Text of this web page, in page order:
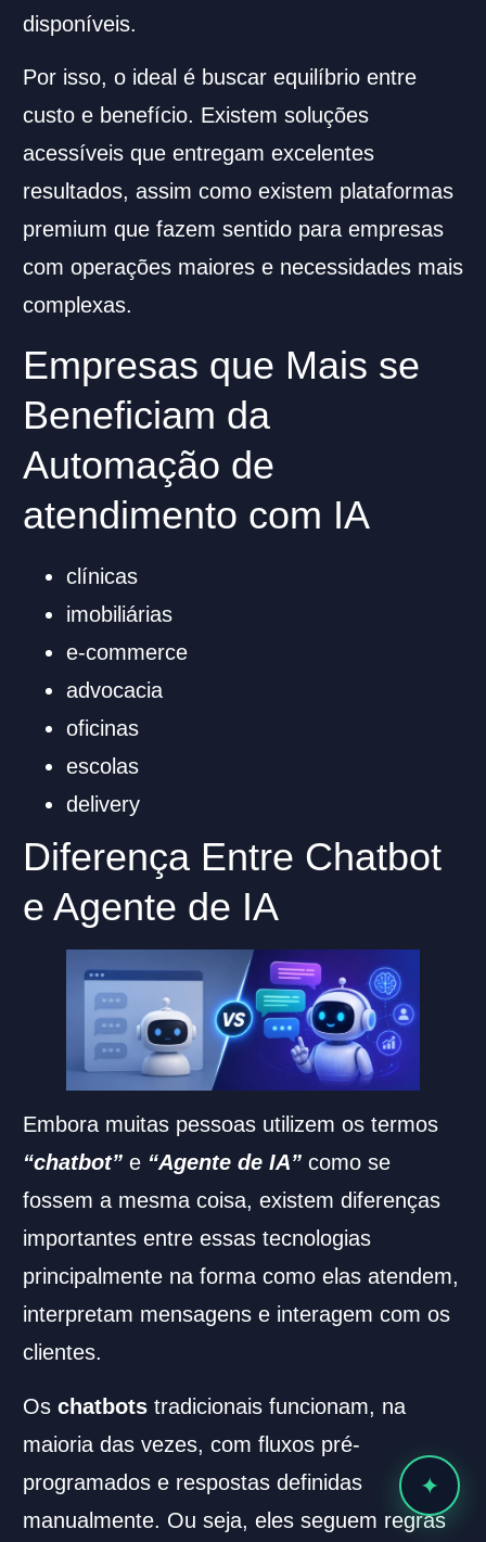
disponíveis.
Por isso, o ideal é buscar equilíbrio entre
custo e benefício. Existem soluções
acessíveis que entregam excelentes
resultados, assim como existem plataformas
premium que fazem sentido para empresas
com operações maiores e necessidades mais
complexas.
Empresas que Mais se
Beneficiam da
Automação de
atendimento com IA
clínicas
imobiliárias
e-commerce
advocacia
oficinas
escolas
delivery
Diferença Entre Chatbot
e Agente de IA
Embora muitas pessoas utilizem os termos
“chatbot” e “Agente de IA” como se
fossem a mesma coisa, existem diferenças
importantes entre essas tecnologias
principalmente na forma como elas atendem,
interpretam mensagens e interagem com os
clientes.
Os chatbots tradicionais funcionam, na
maioria das vezes, com fluxos pré-
programados e respostas definidas
manualmente. Ou seja, eles seguem regras
✦
Lumo IA
Online agora